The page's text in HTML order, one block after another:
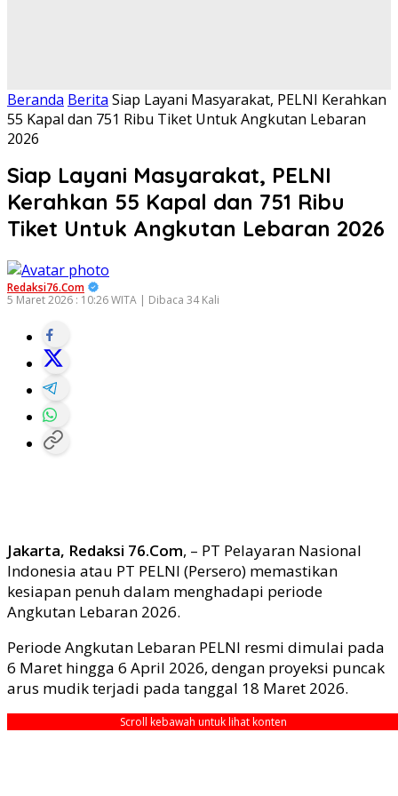
Beranda Berita Siap Layani Masyarakat, PELNI Kerahkan
55 Kapal dan 751 Ribu Tiket Untuk Angkutan Lebaran
2026
Siap Layani Masyarakat, PELNI
Kerahkan 55 Kapal dan 751 Ribu
Tiket Untuk Angkutan Lebaran 2026
Redaksi76.com
5 Maret 2026 : 10:26 WITA | Dibaca 34 Kali
Jakarta, Redaksi 76.Com, – PT Pelayaran Nasional
Indonesia atau PT PELNI (Persero) memastikan
kesiapan penuh dalam menghadapi periode
Angkutan Lebaran 2026.
Periode Angkutan Lebaran PELNI resmi dimulai pada
6 Maret hingga 6 April 2026, dengan proyeksi puncak
arus mudik terjadi pada tanggal 18 Maret 2026.
Scroll kebawah untuk lihat konten